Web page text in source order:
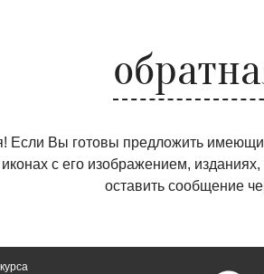
Если Вы готовы предложить
с его изображением,
оставить сообщение